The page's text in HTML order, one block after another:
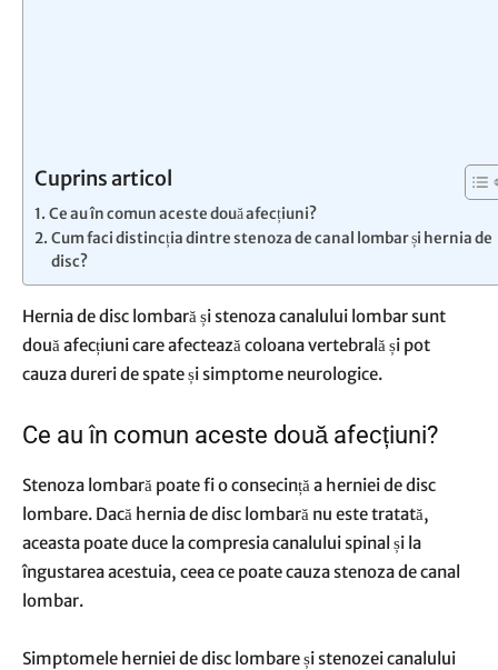
Cuprins articol
Ce au în comun aceste două afecțiuni?
Cum faci distincția dintre stenoza de canal lombar și hernia de
disc?
Hernia de disc lombară și stenoza canalului lombar sunt
două afecțiuni care afectează coloana vertebrală și pot
cauza dureri de spate și simptome neurologice.
Ce au în comun aceste două afecțiuni?
Stenoza lombară poate fi o consecință a herniei de disc
lombare. Dacă hernia de disc lombară nu este tratată,
aceasta poate duce la compresia canalului spinal și la
îngustarea acestuia, ceea ce poate cauza stenoza de canal
lombar.
Simptomele herniei de disc lombare și stenozei canalului